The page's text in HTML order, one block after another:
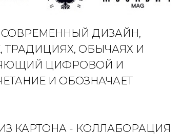
СОВРЕМЕННЫЙ ДИЗАЙН,
ОБЫЧАЯХ И
ЦИФРОВОЙ И
И ОБОЗНАЧАЕТ
КАРТОНА - КОЛЛАБОРАЦИЯ